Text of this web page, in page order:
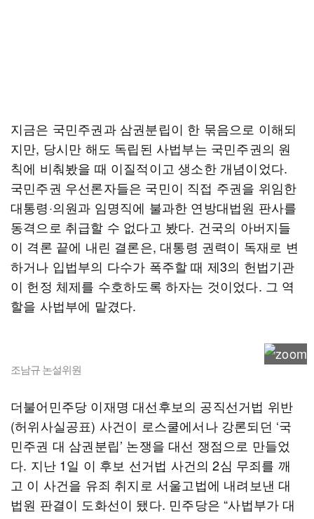
지금은 국민주권과 삼권분립이 한 묶음으로 이해되
지만, 당시만 해도 독립된 사법부는 국민주권의 원
칙에 비춰봤을 때 이질적이고 생소한 개념이었다.
국민주권 우선론자들은 국민이 직접 주권을 위임한
대통령·의원과 임명직에 불과한 연방대법원 판사를
동격으로 취급할 수 없다고 봤다. 건국의 아버지들
이 격론 끝에 내린 결론은, 대통령 권력이 독재로 변
하거나 입법부의 다수가 폭주할 때 제3의 헌법기관
이 헌정 체제를 수호하도록 하자는 것이었다. 그 역
할을 사법부에 맡겼다.
조남규 논설위원
더불어민주당 이재명 대선후보의 공직선거법 위반
(허위사실공표) 사건이 로스쿨에서나 강론되던 ‘국
민주권 대 삼권분립’ 논쟁을 대선 쟁점으로 만들었
다. 지난 1일 이 후보 선거법 사건의 2심 무죄를 깨
고 이 사건을 유죄 취지로 서울고법에 내려보낸 대
법원 판결이 도화선이 됐다. 민주당은 “사법부가 대